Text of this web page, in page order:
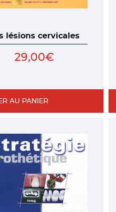
lésions cervicales
29,00€
AU PANIER